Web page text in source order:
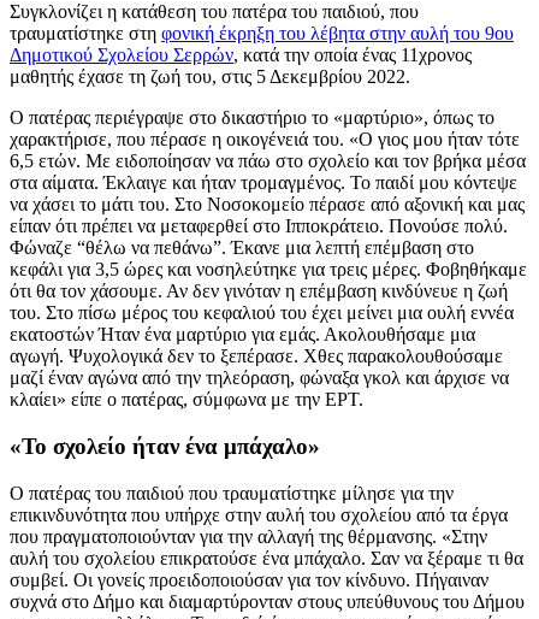
Συγκλονίζει η κατάθεση του πατέρα του παιδιού, που
τραυματίστηκε στη φονική έκρηξη του λέβητα στην αυλή του 9ου
Δημοτικού Σχολείου Σερρών, κατά την οποία ένας 11χρονος
μαθητής έχασε τη ζωή του, στις 5 Δεκεμβρίου 2022.
Ο πατέρας περιέγραψε στο δικαστήριο το «μαρτύριο», όπως το
χαρακτήρισε, που πέρασε η οικογένειά του. «Ο γιος μου ήταν τότε
6,5 ετών. Με ειδοποίησαν να πάω στο σχολείο και τον βρήκα μέσα
στα αίματα. Έκλαιγε και ήταν τρομαγμένος. Το παιδί μου κόντεψε
να χάσει το μάτι του. Στο Νοσοκομείο πέρασε από αξονική και μας
είπαν ότι πρέπει να μεταφερθεί στο Ιπποκράτειο. Πονούσε πολύ.
Φώναζε “θέλω να πεθάνω”. Έκανε μια λεπτή επέμβαση στο
κεφάλι για 3,5 ώρες και νοσηλεύτηκε για τρεις μέρες. Φοβηθήκαμε
ότι θα τον χάσουμε. Αν δεν γινόταν η επέμβαση κινδύνευε η ζωή
του. Στο πίσω μέρος του κεφαλιού του έχει μείνει μια ουλή εννέα
εκατοστών Ήταν ένα μαρτύριο για εμάς. Ακολουθήσαμε μια
αγωγή. Ψυχολογικά δεν το ξεπέρασε. Χθες παρακολουθούσαμε
μαζί έναν αγώνα από την τηλεόραση, φώναξα γκολ και άρχισε να
κλαίει» είπε ο πατέρας, σύμφωνα με την ΕΡΤ.
«Το σχολείο ήταν ένα μπάχαλο»
Ο πατέρας του παιδιού που τραυματίστηκε μίλησε για την
επικινδυνότητα που υπήρχε στην αυλή του σχολείου από τα έργα
που πραγματοποιούνταν για την αλλαγή της θέρμανσης. «Στην
αυλή του σχολείου επικρατούσε ένα μπάχαλο. Σαν να ξέραμε τι θα
συμβεί. Οι γονείς προειδοποιούσαν για τον κίνδυνο. Πήγαιναν
συχνά στο Δήμο και διαμαρτύρονταν στους υπεύθυνους του Δήμου